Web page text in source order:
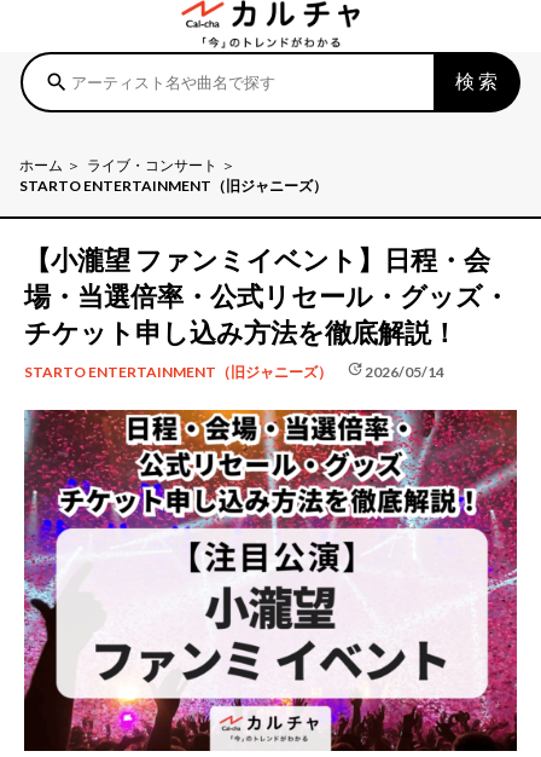
search 検索
ホーム
ライブ・コンサート
STARTO ENTERTAINMENT（旧ジャニーズ）
【小瀧望 ファンミイベント】日程・会
場・当選倍率・公式リセール・グッズ・
チケット申し込み方法を徹底解説！
STARTO ENTERTAINMENT（旧ジャニーズ） update 2026/05/14